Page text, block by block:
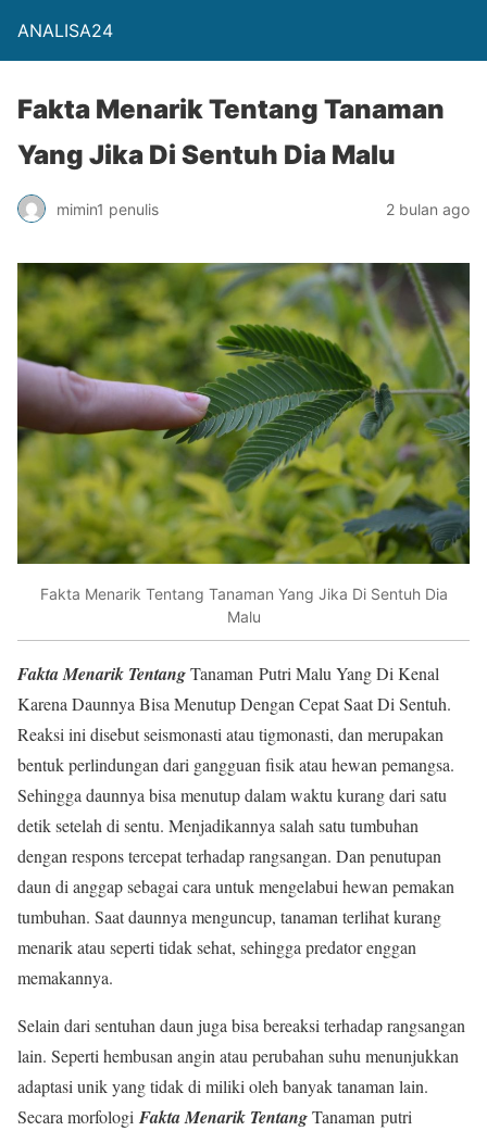
ANALISA24
Fakta Menarik Tentang Tanaman
Yang Jika Di Sentuh Dia Malu
mimin1 penulis 2 bulan ago
Fakta Menarik Tentang Tanaman Yang Jika Di Sentuh Dia
Malu
Fakta Menarik TentangTanaman Putri Malu Yang Di Kenal
Karena Daunnya Bisa Menutup Dengan Cepat Saat Di Sentuh.
Reaksi ini disebut seismonasti atau tigmonasti, dan merupakan
bentuk perlindungan dari gangguan fisik atau hewan pemangsa.
Sehingga daunnya bisa menutup dalam waktu kurang dari satu
detik setelah di sentu. Menjadikannya salah satu tumbuhan
dengan respons tercepat terhadap rangsangan. Dan penutupan
daun di anggap sebagai cara untuk mengelabui hewan pemakan
tumbuhan. Saat daunnya menguncup, tanaman terlihat kurang
menarik atau seperti tidak sehat, sehingga predator enggan
memakannya.
Selain dari sentuhan daun juga bisa bereaksi terhadap rangsangan
lain. Seperti hembusan angin atau perubahan suhu menunjukkan
adaptasi unik yang tidak di miliki oleh banyak tanaman lain.
Secara morfologi Fakta Menarik TentangTanaman putri